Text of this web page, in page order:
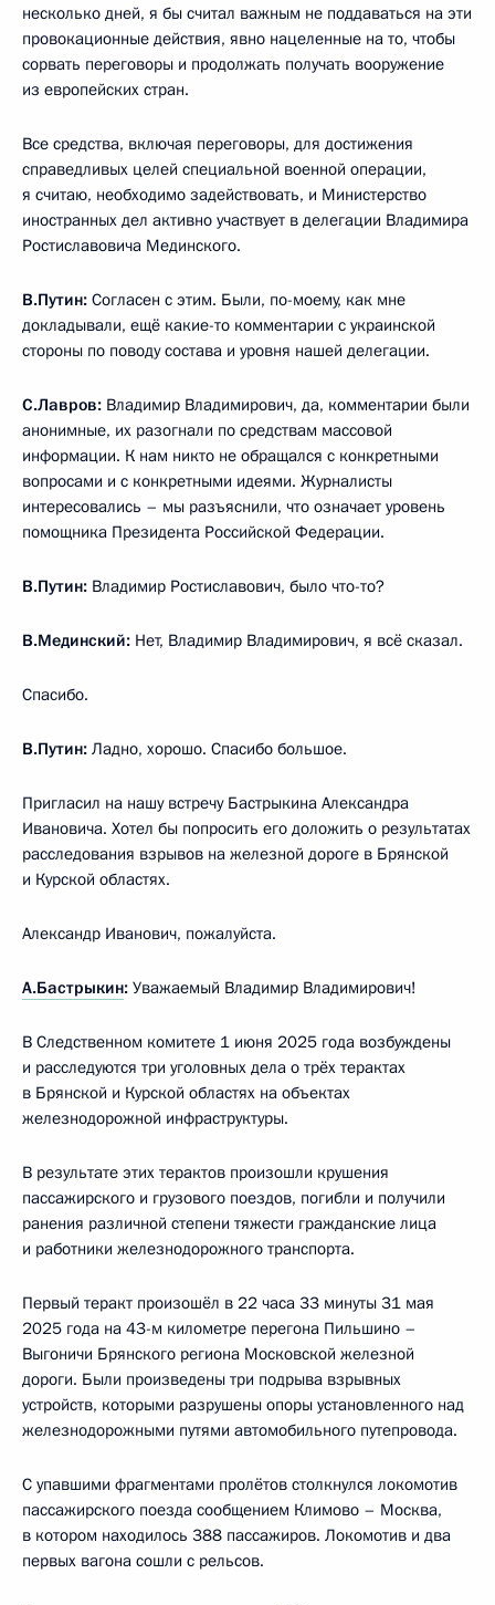
несколько дней, я бы считал важным не поддаваться на эти
провокационные действия, явно нацеленные на то, чтобы
сорвать переговоры и продолжать получать вооружение
из европейских стран.
Все средства, включая переговоры, для достижения
справедливых целей специальной военной операции,
я считаю, необходимо задействовать, и Министерство
иностранных дел активно участвует в делегации Владимира
Ростиславовича Мединского.
В.Путин: Согласен с этим. Были, по-моему, как мне
докладывали, ещё какие-то комментарии с украинской
стороны по поводу состава и уровня нашей делегации.
С.Лавров: Владимир Владимирович, да, комментарии были
анонимные, их разогнали по средствам массовой
информации. К нам никто не обращался с конкретными
вопросами и с конкретными идеями. Журналисты
интересовались – мы разъяснили, что означает уровень
помощника Президента Российской Федерации.
В.Путин: Владимир Ростиславович, было что-то?
В.Мединский: Нет, Владимир Владимирович, я всё сказал.
Спасибо.
В.Путин: Ладно, хорошо. Спасибо большое.
Пригласил на нашу встречу Бастрыкина Александра
Ивановича. Хотел бы попросить его доложить о результатах
расследования взрывов на железной дороге в Брянской
и Курской областях.
Александр Иванович, пожалуйста.
А.Бастрыкин: Уважаемый Владимир Владимирович!
В Следственном комитете 1 июня 2025 года возбуждены
и расследуются три уголовных дела о трёх терактах
в Брянской и Курской областях на объектах
железнодорожной инфраструктуры.
В результате этих терактов произошли крушения
пассажирского и грузового поездов, погибли и получили
ранения различной степени тяжести гражданские лица
и работники железнодорожного транспорта.
Первый теракт произошёл в 22 часа 33 минуты 31 мая
2025 года на 43-м километре перегона Пильшино –
Выгоничи Брянского региона Московской железной
дороги. Были произведены три подрыва взрывных
устройств, которыми разрушены опоры установленного над
железнодорожными путями автомобильного путепровода.
С упавшими фрагментами пролётов столкнулся локомотив
пассажирского поезда сообщением Климово – Москва,
в котором находилось 388 пассажиров. Локомотив и два
первых вагона сошли с рельсов.